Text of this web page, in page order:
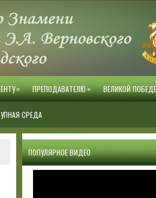
» ПРЕПОДАВАТЕЛЮ» ВЕЛИКОЙ
СРЕДА
ПОПУЛЯРНОЕ ВИДЕО